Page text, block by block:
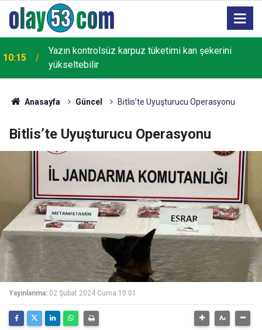
10:15
Yazın kontrolsüz karpuz tüketimi kan şekerini
yükseltebilir
Anasayfa Güncel Bitlis’te Uyuşturucu Operasyonu
Bitlis’te Uyuşturucu Operasyonu
Yayınlanma: 02 Şubat 2024 Cuma 10:01